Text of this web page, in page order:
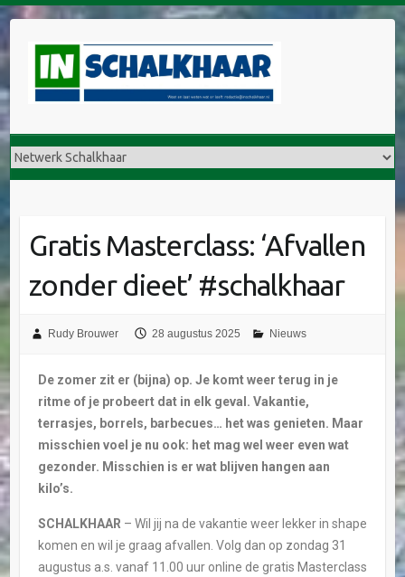
Gratis Masterclass: ‘Afvallen
zonder dieet’ #schalkhaar
Rudy Brouwer 28 augustus 2025 Nieuws
De zomer zit er (bijna) op. Je komt weer terug in je
ritme of je probeert dat in elk geval. Vakantie,
terrasjes, borrels, barbecues… het was genieten. Maar
misschien voel je nu ook: het mag wel weer even wat
gezonder. Misschien is er wat blijven hangen aan
kilo’s.
SCHALKHAAR – Wil jij na de vakantie weer lekker in shape
komen en wil je graag afvallen. Volg dan op zondag 31
augustus a.s. vanaf 11.00 uur online de gratis Masterclass